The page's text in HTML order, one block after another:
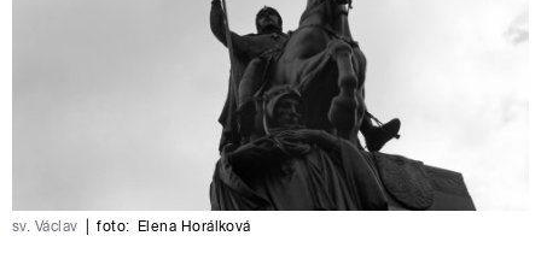
sv. Václav foto: Elena Horálková